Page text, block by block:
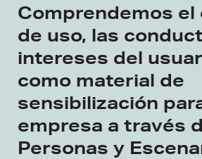
Comprendemos
de uso, las
intereses del
como material de
sensibilización
empresa a través
Personas y